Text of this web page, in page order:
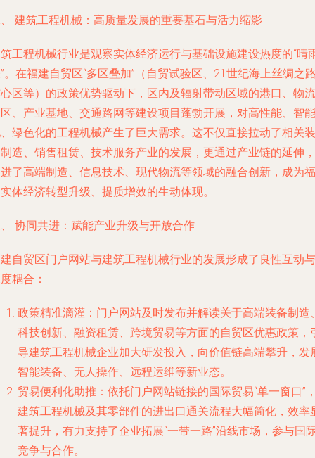
建筑工程机械：高质量发展的重要基石与活力缩影
工程机械行业是观察实体经济运行与基础设施建设热度的“晴
。在福建自贸区“多区叠加”（自贸试验区、21世纪海上丝绸之
区等）的政策优势驱动下，区内及辐射带动区域的港口、物流
、产业基地、交通路网等建设项目蓬勃开展，对高性能、智能
绿色化的工程机械产生了巨大需求。这不仅直接拉动了相关装
造、销售租赁、技术服务产业的发展，更通过产业链的延伸，
了高端制造、信息技术、现代物流等领域的融合创新，成为福
体经济转型升级、提质增效的生动体现。
协同共进：赋能产业升级与开放合作
自贸区门户网站与建筑工程机械行业的发展形成了良性互动与
耦合：
政策精准滴灌 ：门户网站及时发布并解读关于高端装备制造
科技创新、融资租赁、跨境贸易等方面的自贸区优惠政策，
导建筑工程机械企业加大研发投入，向价值链高端攀升，发
智能装备、无人操作、远程运维等新业态。
贸易便利化助推 ：依托门户网站链接的国际贸易“单一窗口”
建筑工程机械及其零部件的进出口通关流程大幅简化，效率
著提升，有力支持了企业拓展“一带一路”沿线市场，参与国
竞争与合作。